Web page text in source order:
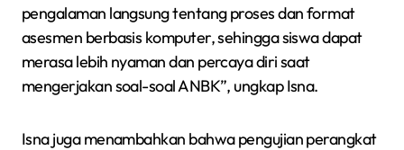
pengalaman langsung tentang proses dan format
asesmen berbasis komputer, sehingga siswa dapat
merasa lebih nyaman dan percaya diri saat
mengerjakan soal-soal ANBK”, ungkap Isna.
Isna juga menambahkan bahwa pengujian perangkat